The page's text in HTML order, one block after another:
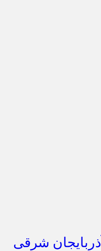
آذربایجان شرقی